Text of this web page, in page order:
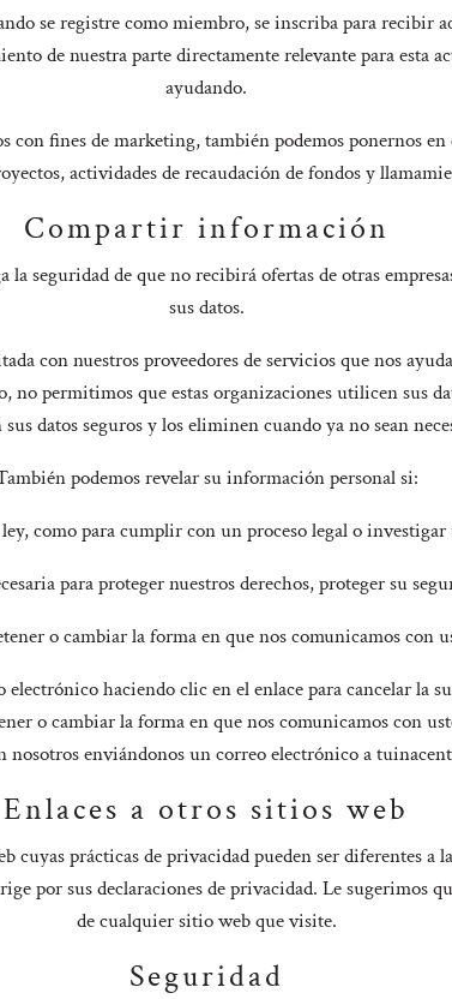
se registre como miembro, se inscriba para recibir
de nuestra parte directamente relevante para esta
ayudando.
con fines de marketing, también podemos ponernos
actividades de recaudación de fondos y
Compartir información
seguridad de que no recibirá ofertas de otras
sus datos.
con nuestros proveedores de servicios que nos
no permitimos que estas organizaciones utilicen sus
datos seguros y los eliminen cuando ya no sean
podemos revelar su información personal si:
como para cumplir con un proceso legal o
para proteger nuestros derechos, proteger su
o cambiar la forma en que nos comunicamos con
haciendo clic en el enlace para cancelar la
o cambiar la forma en que nos comunicamos con
nosotros enviándonos un correo electrónico a
Enlaces a otros sitios web
cuyas prácticas de privacidad pueden ser diferentes
por sus declaraciones de privacidad. Le sugerimos
de cualquier sitio web que visite.
Seguridad